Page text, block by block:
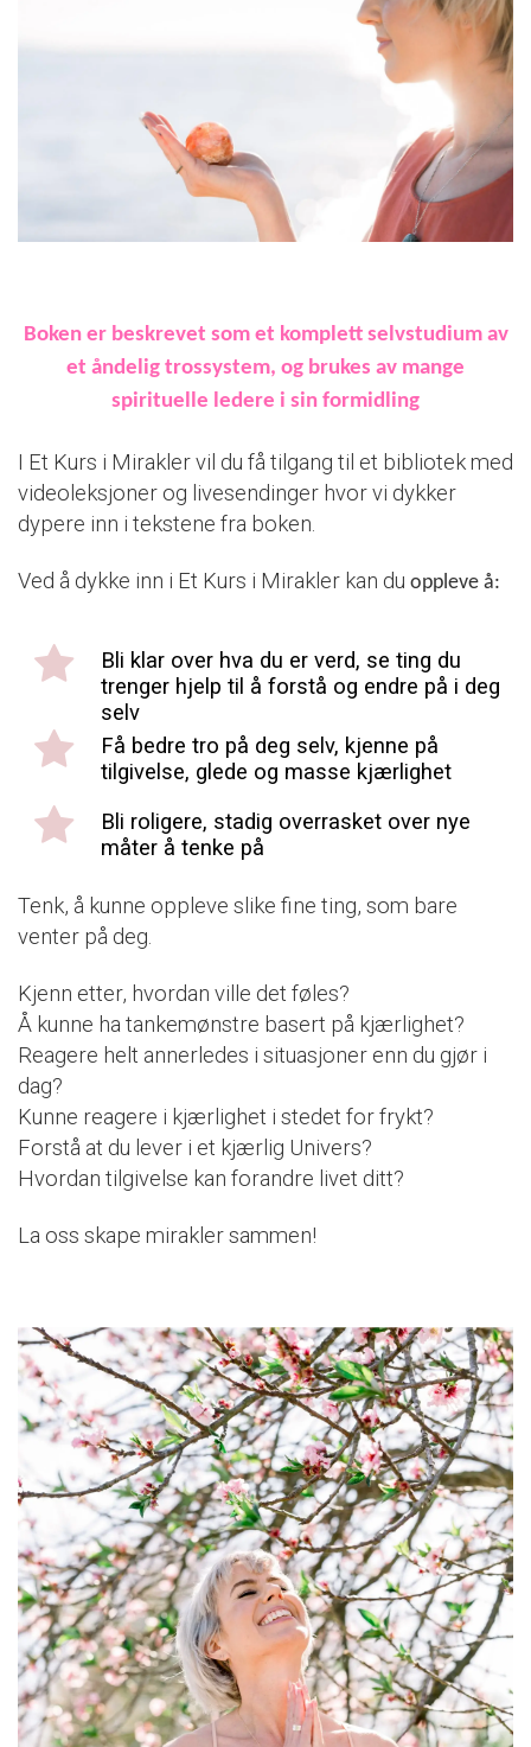
Boken er beskrevet som et komplett selvstudium av
et åndelig trossystem, og brukes av mange
spirituelle ledere i sin formidling
I Et Kurs i Mirakler vil du få tilgang til et bibliotek med
videoleksjoner og livesendinger hvor vi dykker
dypere inn i tekstene fra boken.
Ved å dykke inn i Et Kurs i Mirakler kan du oppleve å:
Bli klar over hva du er verd, se ting du
trenger hjelp til å forstå og endre på i deg
selv
Få bedre tro på deg selv, kjenne på
tilgivelse, glede og masse kjærlighet
Bli roligere, stadig overrasket over nye
måter å tenke på
Tenk, å kunne oppleve slike fine ting, som bare
venter på deg.
Kjenn etter, hvordan ville det føles?
Å kunne ha tankemønstre basert på kjærlighet?
Reagere helt annerledes i situasjoner enn du gjør i
dag?
Kunne reagere i kjærlighet i stedet for frykt?
Forstå at du lever i et kjærlig Univers?
Hvordan tilgivelse kan forandre livet ditt?
La oss skape mirakler sammen!